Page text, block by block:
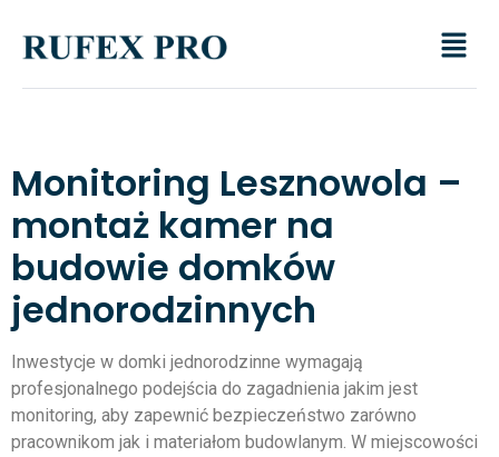
Monitoring Lesznowola –
montaż kamer na
budowie domków
jednorodzinnych
Inwestycje w domki jednorodzinne wymagają
profesjonalnego podejścia do zagadnienia jakim jest
monitoring, aby zapewnić bezpieczeństwo zarówno
pracownikom jak i materiałom budowlanym. W miejscowości